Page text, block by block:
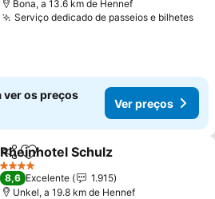
Bona, a 13.6 km de Hennef
Serviço dedicado de passeios e bilhetes
ver os preços
Ver preços
PartilharAdicionar aos favoritos
Rheinhotel Schulz
4 Estrelas
8,6 Excelente
1.915
Unkel, a 19.8 km de Hennef